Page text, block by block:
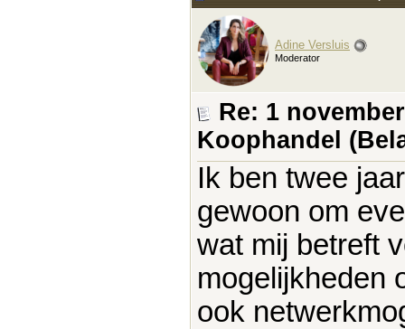
Adine Versluis
Moderator
Re: 1
Koophandel
Ik ben twee
gewoon om
wat mij betreft
mogelijkheden
ook